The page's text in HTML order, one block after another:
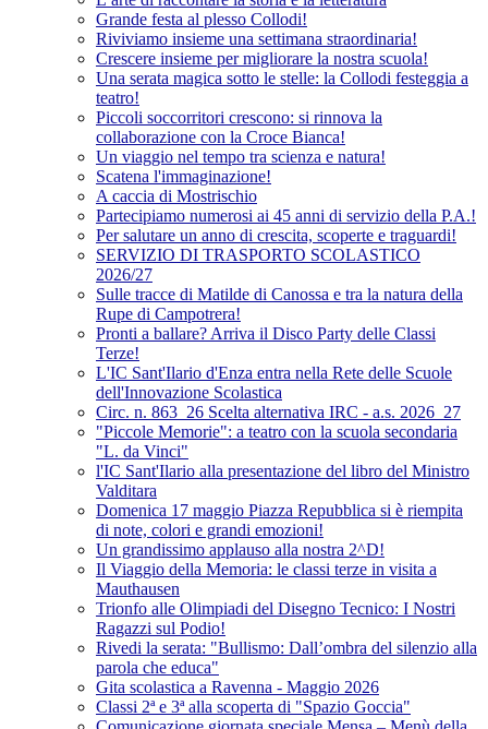
Grande festa al plesso Collodi!
Riviviamo insieme una settimana straordinaria!
Crescere insieme per migliorare la nostra scuola!
Una serata magica sotto le stelle: la Collodi festeggia a
teatro!
Piccoli soccorritori crescono: si rinnova la
collaborazione con la Croce Bianca!
Un viaggio nel tempo tra scienza e natura!
Scatena l'immaginazione!
A caccia di Mostrischio
Partecipiamo numerosi ai 45 anni di servizio della P.A.!
Per salutare un anno di crescita, scoperte e traguardi!
SERVIZIO DI TRASPORTO SCOLASTICO
2026/27
Sulle tracce di Matilde di Canossa e tra la natura della
Rupe di Campotrera!
Pronti a ballare? Arriva il Disco Party delle Classi
Terze!
L'IC Sant'Ilario d'Enza entra nella Rete delle Scuole
dell'Innovazione Scolastica
Circ. n. 863_26 Scelta alternativa IRC - a.s. 2026_27
"Piccole Memorie": a teatro con la scuola secondaria
"L. da Vinci"
l'IC Sant'Ilario alla presentazione del libro del Ministro
Valditara
Domenica 17 maggio Piazza Repubblica si è riempita
di note, colori e grandi emozioni!
Un grandissimo applauso alla nostra 2^D!
Il Viaggio della Memoria: le classi terze in visita a
Mauthausen
Trionfo alle Olimpiadi del Disegno Tecnico: I Nostri
Ragazzi sul Podio!
Rivedi la serata: "Bullismo: Dall’ombra del silenzio alla
parola che educa"
Gita scolastica a Ravenna - Maggio 2026
Classi 2ª e 3ª alla scoperta di "Spazio Goccia"